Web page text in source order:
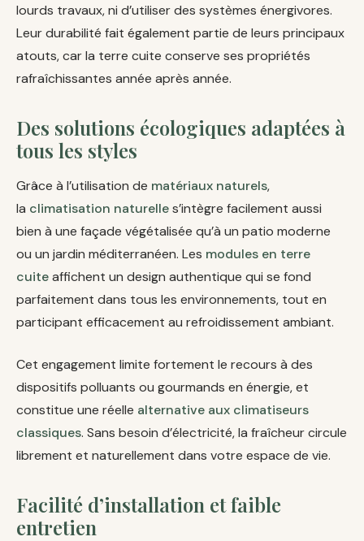
lourds travaux, ni d’utiliser des systèmes énergivores.
Leur durabilité fait également partie de leurs principaux
atouts, car la terre cuite conserve ses propriétés
rafraîchissantes année après année.
Des solutions écologiques adaptées à
tous les styles
Grâce à l’utilisation de matériaux naturels,
la climatisation naturelles’intègre facilement aussi
bien à une façade végétalisée qu’à un patio moderne
ou un jardin méditerranéen. Les modules en terre
cuiteaffichent un design authentique qui se fond
parfaitement dans tous les environnements, tout en
participant efficacement au refroidissement ambiant.
Cet engagement limite fortement le recours à des
dispositifs polluants ou gourmands en énergie, et
constitue une réelle alternative aux climatiseurs
classiques. Sans besoin d’électricité, la fraîcheur circule
librement et naturellement dans votre espace de vie.
Facilité d’installation et faible
entretien